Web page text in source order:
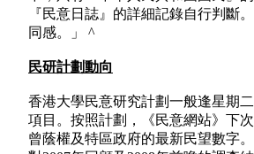
『民意日誌』的詳細記錄自行判斷
同感。」 ^
民研計劃動向
香港大學民意研究計劃一般逢星期
項目。按照計劃，《民意網站》下
曾蔭權及特區政府的最新民望數字